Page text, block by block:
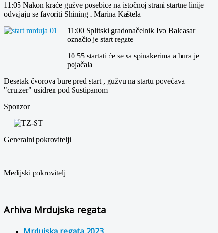
11:05 Nakon kraće gužve posebice na istočnoj strani startne linije
odvajaju se favoriti Shining i Marina Kaštela
11:00 Splitski gradonačelnik Ivo Baldasar
označio je start regate
10 55 startati će se sa spinakerima a bura je
pojačala
Desetak čvorova bure pred start , gužvu na startu povećava
"cruizer" usidren pod Sustipanom
Sponzor
Generalni pokrovitelji
Medijski pokrovitelj
Arhiva Mrdujska regata